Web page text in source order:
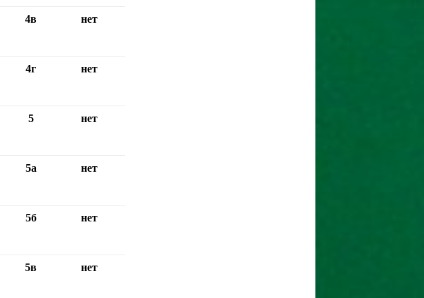
4в нет
4г нет
5 нет
5а нет
5б нет
5в нет